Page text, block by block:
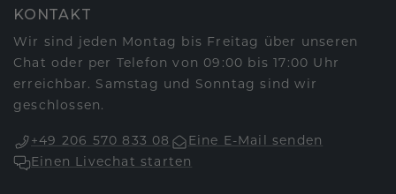
KONTAKT
Wir sind jeden Montag bis Freitag über unseren
Chat oder per Telefon von 09:00 bis 17:00 Uhr
erreichbar. Samstag und Sonntag sind wir
geschlossen.
+49 206 570 833 08
Eine E-Mail senden
Einen Livechat starten